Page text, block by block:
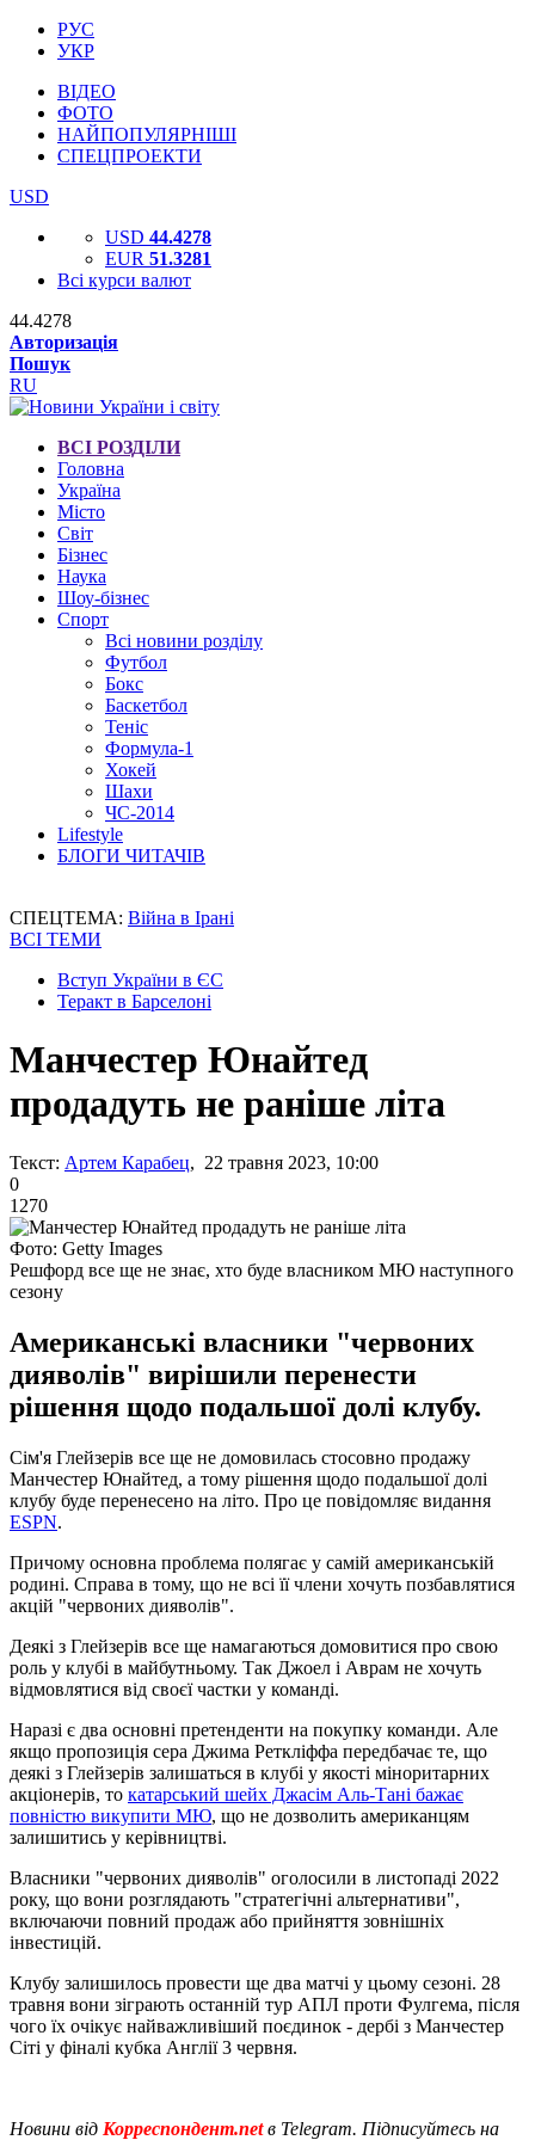
РУС
УКР
ВІДЕО
ФОТО
НАЙПОПУЛЯРНІШІ
СПЕЦПРОЕКТИ
USD
USD 44.4278
EUR 51.3281
Всі курси валют
44.4278
Авторизація
Пошук
RU
ВСІ РОЗДІЛИ
Головна
Україна
Місто
Світ
Бізнес
Наука
Шоу-бізнес
Спорт
Всі новини розділу
Футбол
Бокс
Баскетбол
Теніс
Формула-1
Хокей
Шахи
ЧС-2014
Lifestyle
БЛОГИ ЧИТАЧІВ
СПЕЦТЕМА: Війна в Ірані
ВСІ ТЕМИ
Вступ України в ЄС
Теракт в Барселоні
Манчестер Юнайтед
продадуть не раніше літа
Текст: Артем Карабец, 22 травня 2023, 10:00
0
1270
Фото: Getty Images
Решфорд все ще не знає, хто буде власником МЮ наступного
сезону
Американські власники "червоних
дияволів" вирішили перенести
рішення щодо подальшої долі клубу.
Сім'я Глейзерів все ще не домовилась стосовно продажу
Манчестер Юнайтед, а тому рішення щодо подальшої долі
клубу буде перенесено на літо. Про це повідомляє видання
ESPN.
Причому основна проблема полягає у самій американській
родині. Справа в тому, що не всі її члени хочуть позбавлятися
акцій "червоних дияволів".
Деякі з Глейзерів все ще намагаються домовитися про свою
роль у клубі в майбутньому. Так Джоел і Аврам не хочуть
відмовлятися від своєї частки у команді.
Наразі є два основні претенденти на покупку команди. Але
якщо пропозиція сера Джима Реткліффа передбачає те, що
деякі з Глейзерів залишаться в клубі у якості міноритарних
акціонерів, то катарський шейх Джасім Аль-Тані бажає
повністю викупити МЮ, що не дозволить американцям
залишитись у керівництві.
Власники "червоних дияволів" оголосили в листопаді 2022
року, що вони розглядають "стратегічні альтернативи",
включаючи повний продаж або прийняття зовнішніх
інвестицій.
Клубу залишилось провести ще два матчі у цьому сезоні. 28
травня вони зіграють останній тур АПЛ проти Фулгема, після
чого їх очікує найважливіший поєдинок - дербі з Манчестер
Сіті у фіналі кубка Англії 3 червня.
Новини від Корреспондент.netв Telegram. Підписуйтесь на